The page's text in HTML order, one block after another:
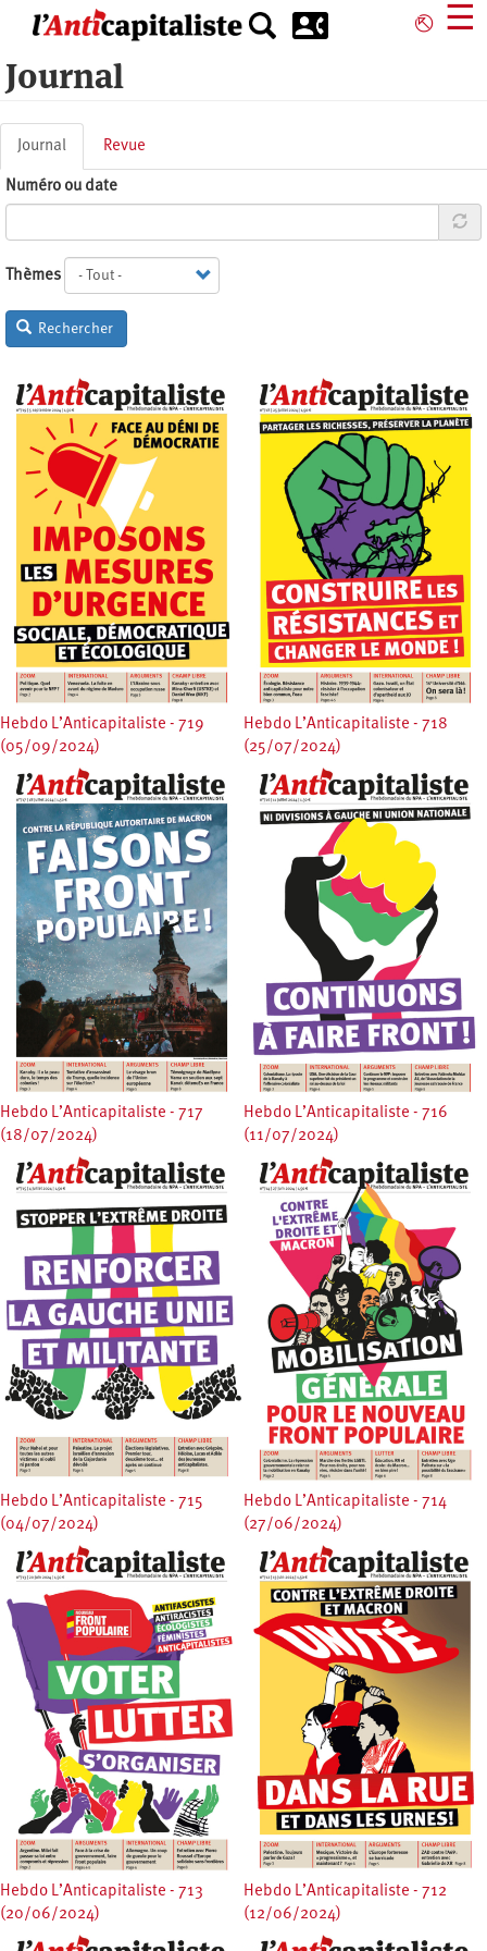
principal
⎋ ☰
Journal
Onglets
principaux
Journal (onglet
actif)
Revue
Numéro ou date
Thèmes
Rechercher
Hebdo L’Anticapitaliste - 719
(05/09/2024)
Hebdo L’Anticapitaliste - 718
(25/07/2024)
Hebdo L’Anticapitaliste - 717
(18/07/2024)
Hebdo L’Anticapitaliste - 716
(11/07/2024)
Hebdo L’Anticapitaliste - 715
(04/07/2024)
Hebdo L’Anticapitaliste - 714
(27/06/2024)
Hebdo L’Anticapitaliste - 713
(20/06/2024)
Hebdo L’Anticapitaliste - 712
(12/06/2024)